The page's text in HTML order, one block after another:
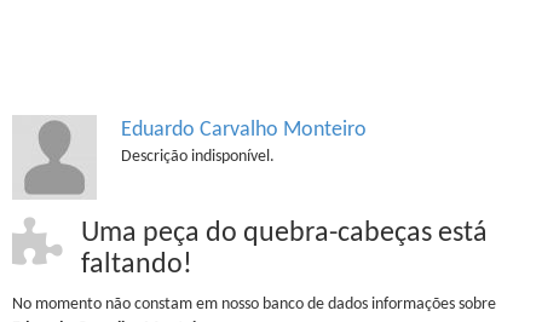
Eduardo Carvalho Monteiro
Descrição indisponível.
Uma peça do quebra-cabeças está
faltando!
No momento não constam em nosso banco de dados informações sobre